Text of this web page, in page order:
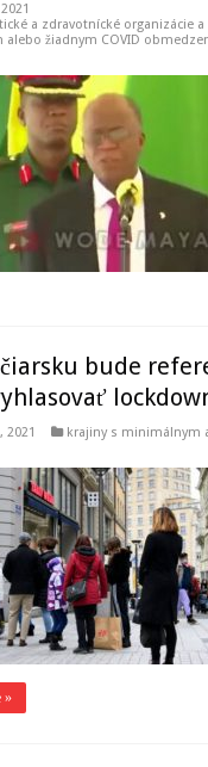
a zdravotnícké organizácie
alebo žiadnym COVID
bude
2021 krajiny s minimálnym
»